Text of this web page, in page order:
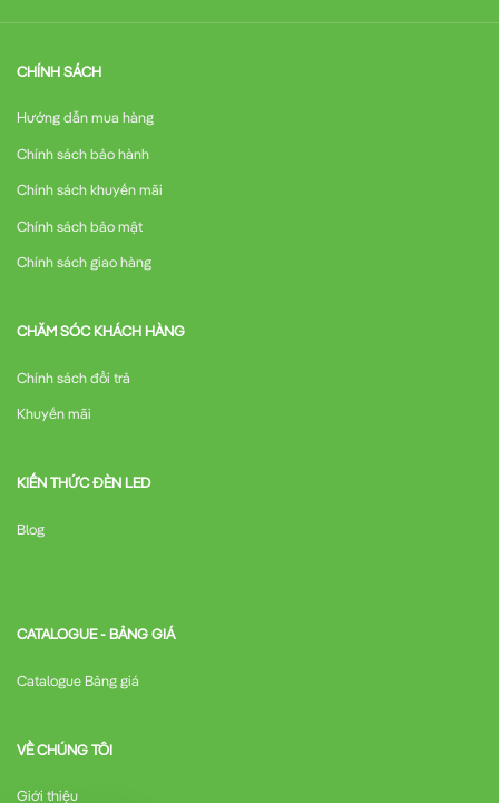
CHÍNH SÁCH
Hướng dẫn mua hàng
Chính sách bảo hành
Chính sách khuyến mãi
Chính sách bảo mật
Chính sách giao hàng
CHĂM SÓC KHÁCH HÀNG
Chính sách đổi trả
Khuyến mãi
KIẾN THỨC ĐÈN LED
Blog
CATALOGUE - BẢNG GIÁ
Catalogue Bảng giá
VỀ CHÚNG TÔI
Giới thiệu